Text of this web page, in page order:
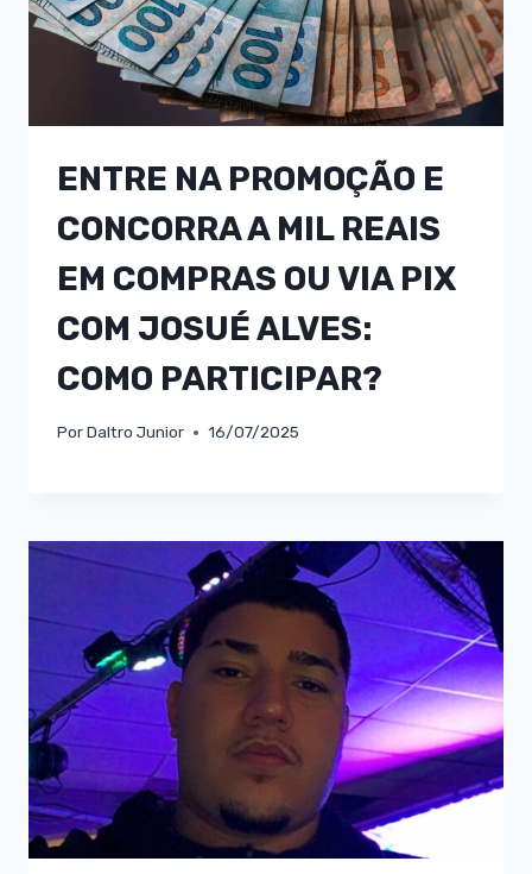
ENTRE NA PROMOÇÃO E
CONCORRA A MIL REAIS
EM COMPRAS OU VIA PIX
COM JOSUÉ ALVES:
COMO PARTICIPAR?
PorDaltro Junior 16/07/2025